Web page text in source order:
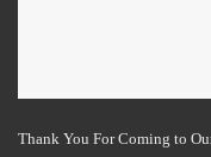
Thank You For Coming to